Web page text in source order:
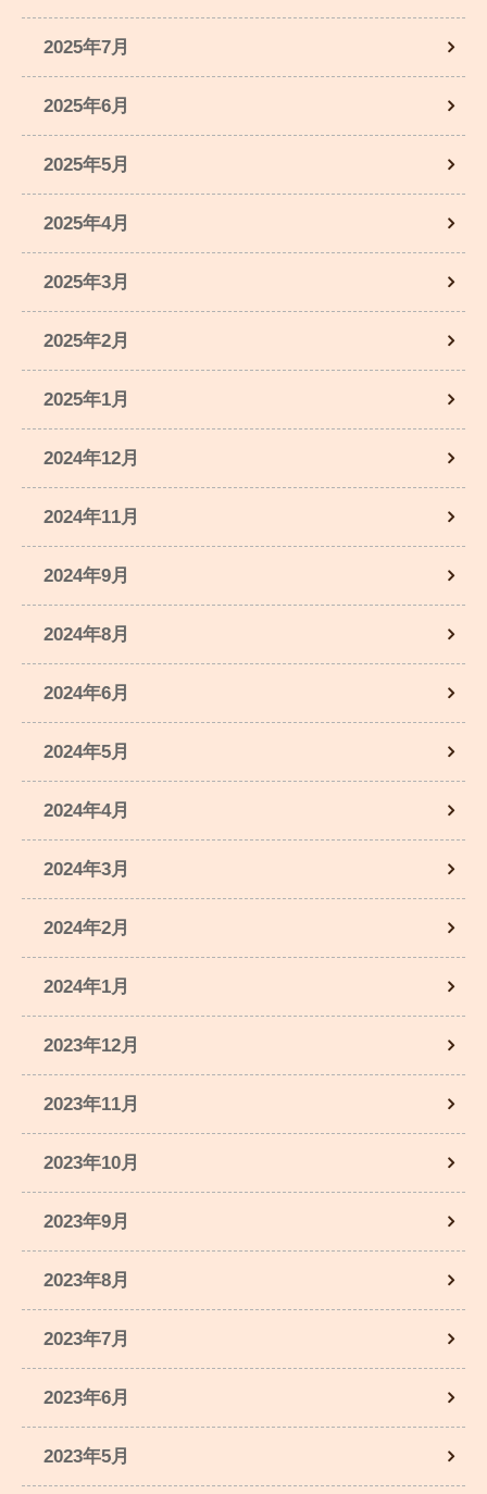
2025年7月
2025年6月
2025年5月
2025年4月
2025年3月
2025年2月
2025年1月
2024年12月
2024年11月
2024年9月
2024年8月
2024年6月
2024年5月
2024年4月
2024年3月
2024年2月
2024年1月
2023年12月
2023年11月
2023年10月
2023年9月
2023年8月
2023年7月
2023年6月
2023年5月